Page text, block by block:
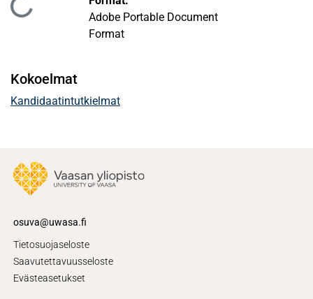
Ladataan...
Adobe Portable Document
Format
Kokoelmat
Kandidaatintutkielmat
osuva@uwasa.fi
Tietosuojaseloste
Saavutettavuusseloste
Evästeasetukset